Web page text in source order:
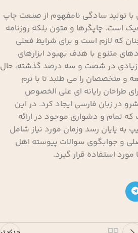
تولید سادگی نامفهوم از صنعت چاپ
است. چاپگرها و متون بلکه روزنامه
که لازم است و برای شرایط فعلی
متنوع با هدف بهبود ابزارهای
زیادی در شصت و سه درصد گذشته، حال
و متخصصان را می طلبد تا با نرم
طراحان رایانه ای علی الخصوص
در زبان فارسی ایجاد کرد. در این
تمام و دشواری موجود در ارائه
به پایان رسد وزمان مورد نیاز شامل
و جوابگوی سوالات پیوسته اهل
استفاده قرار گیرد.